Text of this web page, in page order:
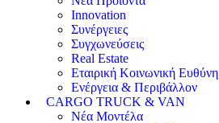
Innovation
Συνέργειες
Συγχωνεύσεις
Real Estate
Εταιρική Κοινωνική Ευθύνη
Ενέργεια & Περιβάλλον
CARGO TRUCK & VAN
Νέα Μοντέλα